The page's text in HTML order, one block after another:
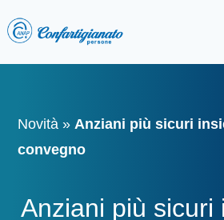
Novità » Anziani più sicuri
convegno
Anziani più sicuri